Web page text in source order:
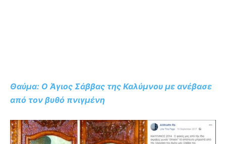
Θαύμα: Ο Άγιος Σάββας της Καλύμνου με ανέβασε
από τον βυθό πνιγμένη